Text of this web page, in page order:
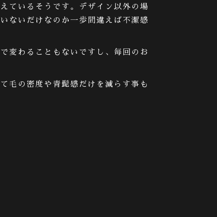
ているそうです。デザイン以外の場
ないだけなのか一歩間違えば不潔感
変わることもないですし、毎回のお
毛の密度や青髭感だけを減らす事も